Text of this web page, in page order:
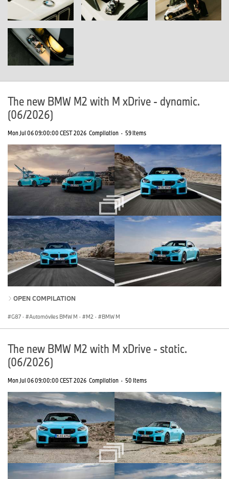
The new BMW M2 with M xDrive - dynamic.
(06/2026)
Mon Jul 06 09:00:00 CEST 2026 Compilation · 59 Items
OPEN COMPILATION
G87 · Automóviles BMW M · M2 · BMW M
The new BMW M2 with M xDrive - static.
(06/2026)
Mon Jul 06 09:00:00 CEST 2026 Compilation · 50 Items